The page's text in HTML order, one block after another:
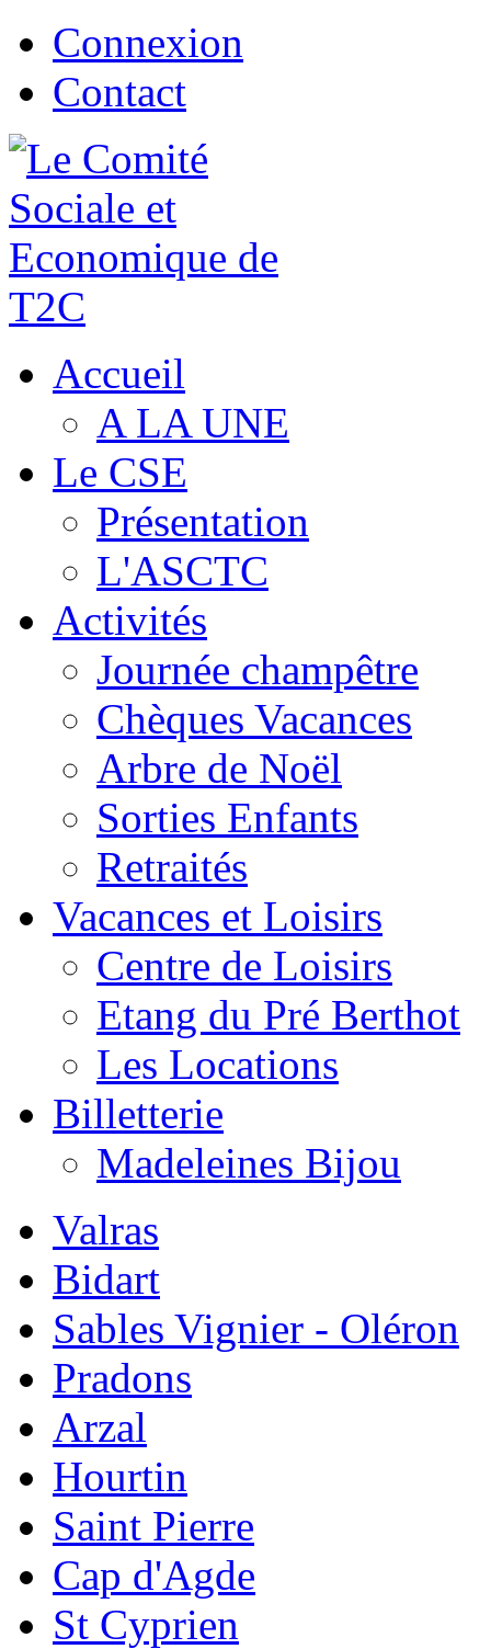
Connexion
Contact
Accueil
A LA UNE
Le CSE
Présentation
L'ASCTC
Activités
Journée champêtre
Chèques Vacances
Arbre de Noël
Sorties Enfants
Retraités
Vacances et Loisirs
Centre de Loisirs
Etang du Pré Berthot
Les Locations
Billetterie
Madeleines Bijou
Valras
Bidart
Sables Vignier - Oléron
Pradons
Arzal
Hourtin
Saint Pierre
Cap d'Agde
St Cyprien